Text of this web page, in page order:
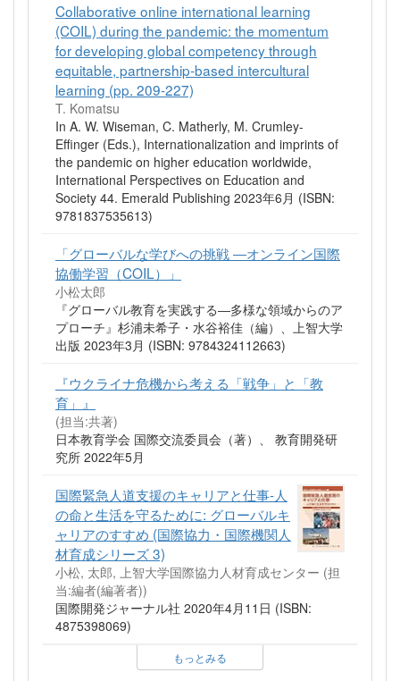
Collaborative online international learning
(COIL) during the pandemic: the momentum
for developing global competency through
equitable, partnership-based intercultural
learning (pp. 209-227)
T. Komatsu
In A. W. Wiseman, C. Matherly, M. Crumley-
Effinger (Eds.), Internationalization and imprints of
the pandemic on higher education worldwide,
International Perspectives on Education and
Society 44. Emerald Publishing 2023年6月 (ISBN:
9781837535613)
「グローバルな学びへの挑戦 ―オンライン国際
協働学習（COIL）」
小松太郎
『グローバル教育を実践する―多様な領域からのア
プローチ』杉浦未希子・水谷裕佳（編）、上智大学
出版 2023年3月 (ISBN: 9784324112663)
『ウクライナ危機から考える「戦争」と「教
育」』
(担当:共著)
日本教育学会 国際交流委員会（著）、‎ 教育開発研
究所 2022年5月
国際緊急人道支援のキャリアと仕事-人
の命と生活を守るために: グローバルキ
ャリアのすすめ (国際協力・国際機関人
材育成シリーズ 3)
小松, 太郎, 上智大学国際協力人材育成センター (担
当:編者(編著者))
国際開発ジャーナル社 2020年4月11日 (ISBN:
4875398069)
もっとみる